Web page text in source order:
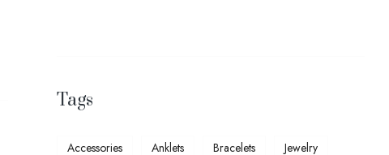
Tags
Accessories Anklets Bracelets
Jewelry